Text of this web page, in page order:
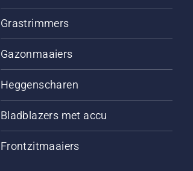
Grastrimmers
Gazonmaaiers
Heggenscharen
Bladblazers met accu
Frontzitmaaiers